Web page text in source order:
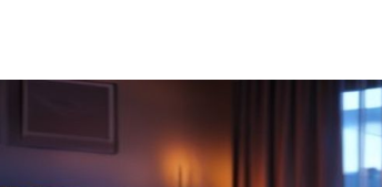
číslo. Náš specialista Vás